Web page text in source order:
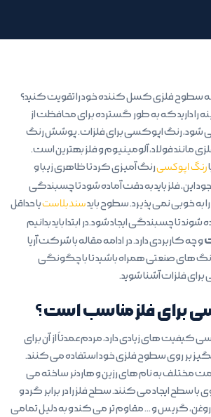
که سطوح فلزی کسل کننده خود را تقویت کنید؟
دارید که به طور گسترده برای محافظت از
شود، رنگ اپوکسی برای فلزات. پوشش رنگ
فولاد، آلومینیوم و فلز بهترین است.
اپوکسیرنگ آمیزی کرد تا ظاهری زیبا و
این، فلز باید به دقت آماده شود تا چسبندگی
به خوبی نمی پذیرد. سطوح بایدسندبلاستیا حداقل
تا چسبندگی ایجاد شود.در ابتدا باید بدانیم
و چه کاربردی دارد. در ادامه مقاله با شرکت آریا
رنگ های صنعتی همراه باشید تا با چگونگی
فلزات آشنا شوید.
برای فلز مناسب است؟
کیفیت های زیادی دارد، مردم عمدتاً از آن برای
بر روی سطوح فلزی خود استفاده می کنند.
مختلف به نام های رزین و هاردنر ساخته می
سطح ایجاد می کنند. سطح فلز را در برابر گرد و
روغن، گریس و … مقاوم تر می کند و به دلیل تمامی